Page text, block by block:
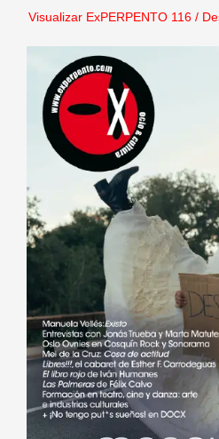
Visualizar ExPERPENTO 116/